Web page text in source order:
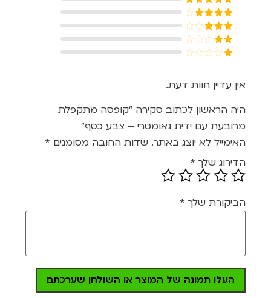
דורג5מתוך
5
דורג4
מתוך 5
דורג3
מתוך 5
דורג
מתוך
5
אין עדיין חוות דעת.
היה הראשון לכתוב סקירה “קופסה מתקפלת
מרובעת עם ידית גאומטרי – צבע כסף”
האימייל לא יוצג באתר. שדות החובה מסומנים *
הדירוג שלך *
הביקורת שלך *
העלו תמונה של המוצר או השולחן שערכתם